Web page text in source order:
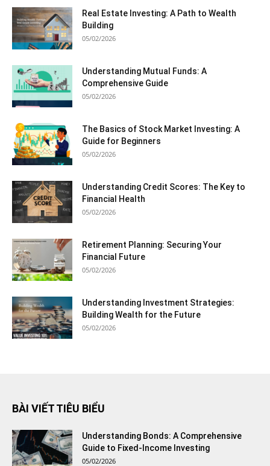
Real Estate Investing: A Path to Wealth
Building
05/02/2026
Understanding Mutual Funds: A
Comprehensive Guide
05/02/2026
The Basics of Stock Market Investing: A
Guide for Beginners
05/02/2026
Understanding Credit Scores: The Key to
Financial Health
05/02/2026
Retirement Planning: Securing Your
Financial Future
05/02/2026
Understanding Investment Strategies:
Building Wealth for the Future
05/02/2026
BÀI VIẾT TIÊU BIỂU
Understanding Bonds: A Comprehensive
Guide to Fixed-Income Investing
05/02/2026